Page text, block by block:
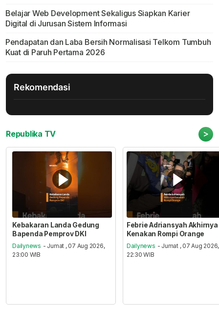
Belajar Web Development Sekaligus Siapkan Karier
Digital di Jurusan Sistem Informasi
Pendapatan dan Laba Bersih Normalisasi Telkom Tumbuh
Kuat di Paruh Pertama 2026
Rekomendasi
Republika TV >
Kebakaran Landa Gedung
Bapenda Pemprov DKI
Dailynews - Jumat , 07 Aug 2026,
23:00 WIB
Febrie Adriansyah Akhirnya
Kenakan Rompi Orange
Dailynews - Jumat , 07 Aug 2026,
22:30 WIB